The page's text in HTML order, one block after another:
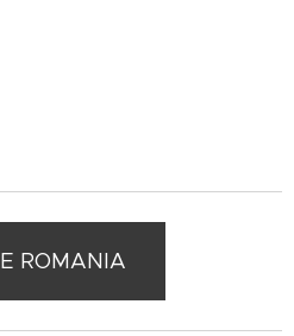
ROMANIA